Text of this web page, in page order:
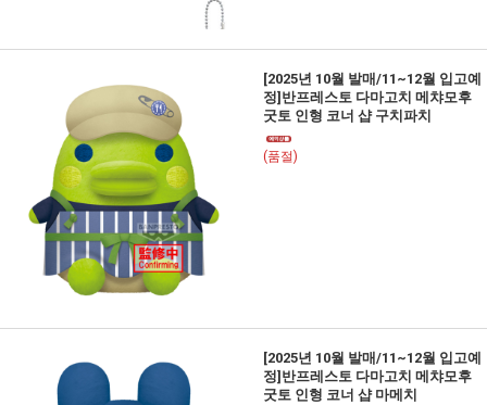
[2025년 10월 발매/11~12월 입고예
정]반프레스토 다마고치 메챠모후
굿토 인형 코너 샵 구치파치
(품절)
[2025년 10월 발매/11~12월 입고예
정]반프레스토 다마고치 메챠모후
굿토 인형 코너 샵 마메치